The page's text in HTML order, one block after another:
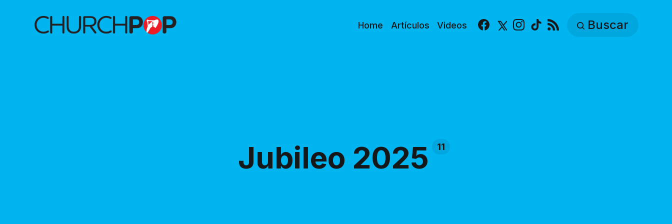
Home Artículos Videos Facebook
X Instagram
TikTok Buscar
Jubileo 2025 11